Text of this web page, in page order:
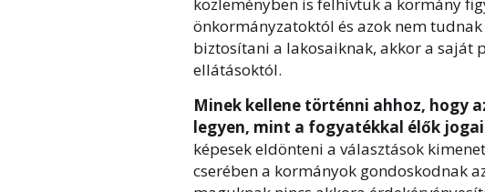
önkormányzatoktól és azok nem
biztosítani a lakosaiknak, akkor a saját
ellátásoktól.
Minek kellene történni ahhoz, hogy
legyen, mint a fogyatékkal élők
képesek eldönteni a választások
cserében a kormányok gondoskodnak